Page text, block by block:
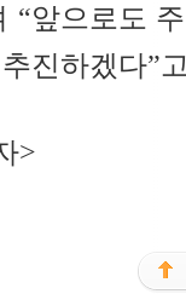
“앞으로도
진하겠다”
>